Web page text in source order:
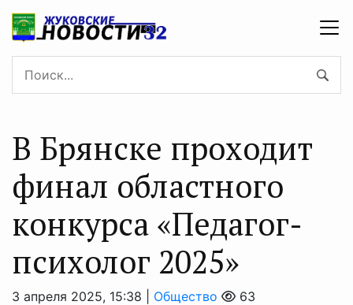
В Брянске проходит
финал областного
конкурса «Педагог-
психолог 2025»
3 апреля 2025, 15:38 | Общество 63